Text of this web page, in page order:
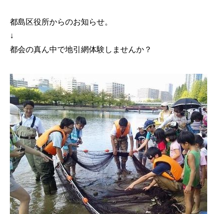
都島区役所からのお知らせ。
↓
都会の真ん中で地引網体験しませんか？